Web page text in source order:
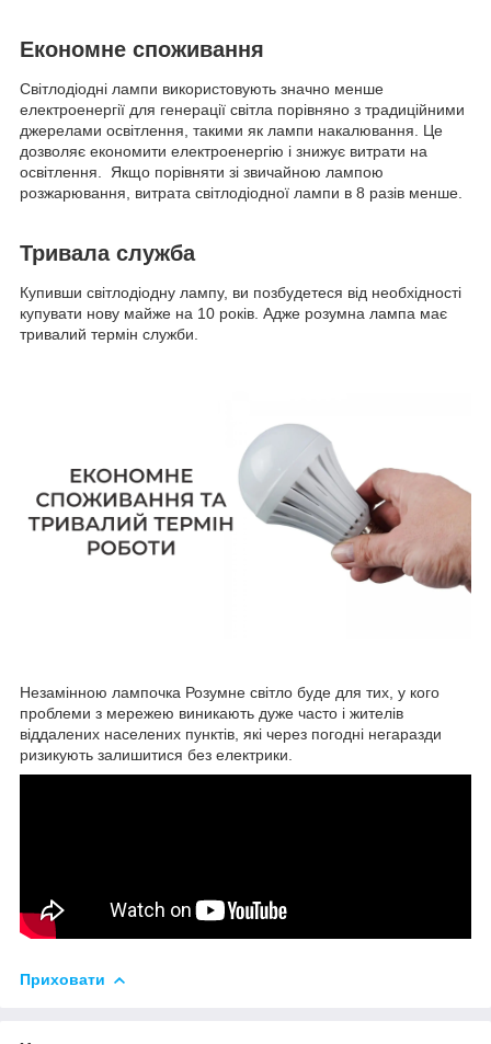
Економне споживання
Світлодіодні лампи використовують значно менше
електроенергії для генерації світла порівняно з традиційними
джерелами освітлення, такими як лампи накалювання. Це
дозволяє економити електроенергію і знижує витрати на
освітлення. Якщо порівняти зі звичайною лампою
розжарювання, витрата світлодіодної лампи в 8 разів менше.
Тривала служба
Купивши світлодіодну лампу, ви позбудетеся від необхідності
купувати нову майже на 10 років. Адже розумна лампа має
тривалий термін служби.
Незамінною лампочка Розумне світло буде для тих, у кого
проблеми з мережею виникають дуже часто і жителів
віддалених населених пунктів, які через погодні негаразди
ризикують залишитися без електрики.
Приховати